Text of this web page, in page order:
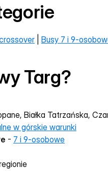
Busy 7 i 9-
Targ?
Białka Tatrzańska,
w górskie warunki
- 7 i 9-osobowe